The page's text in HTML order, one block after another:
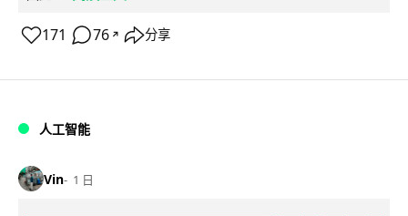
171 76 ↗ 分享
人工智能
Vin 1 日